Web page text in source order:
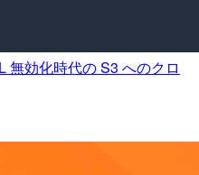
無効化時代の S3 へのクロ